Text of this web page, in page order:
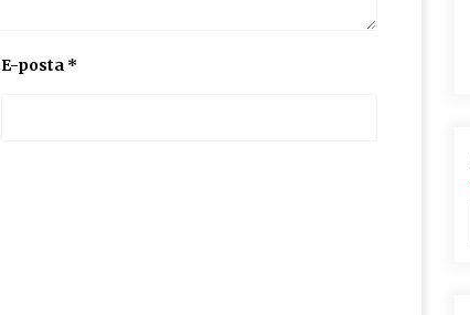
E-posta *